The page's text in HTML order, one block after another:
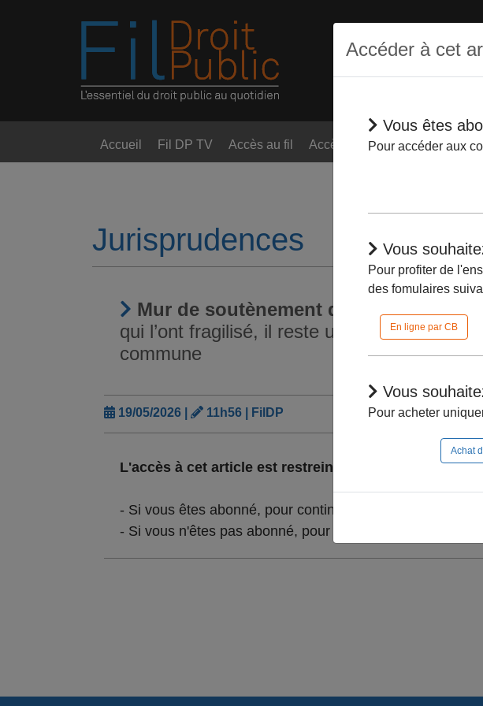
Accueil Fil DP TV Accès au fil Accès thématique Dépêches
Jurisprudences
Mur de soutènement d’une voie
qui l’ont fragilisé, il reste un ouvrage
commune
19/05/2026 | 11h56 | FilDP
L'accès à cet article est restreint :
- Si vous êtes abonné, pour continuer à naviguer dans le
- Si vous n'êtes pas abonné, pour lire la suite, vous
Accéder à cet
Vous êtes
Pour accéder aux
Vous
Pour profiter de
des fomulaires
En ligne par CB
Vous
Pour acheter
Achat